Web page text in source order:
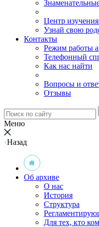
Центр
Узнай свою
Контакты
Режим работы
Телефонный
Как нас найти
Вопросы и
Отзывы
Меню
Назад
Об архиве
О нас
История
Структура
Для тех, кто